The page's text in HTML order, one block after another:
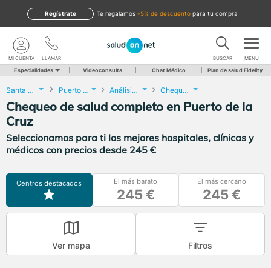
te regalamos -5% de descuento para tu compra
Regístrate
LLAMAR
MI CUENTA BUSCAR MENU
Especialidades Videoconsulta Chat Médico Plan de salud Fidelity
Santa Cruz de Tenerife Puerto de la Cruz Análisis Clínicos Chequeo de salud completo
Chequeo de salud completo en Puerto de la
Cruz
Seleccionamos para ti los mejores hospitales, clínicas y
médicos con precios desde 245 €
Centros destacados El más barato
245 €
El más cercano
245 €
Ver mapa Filtros